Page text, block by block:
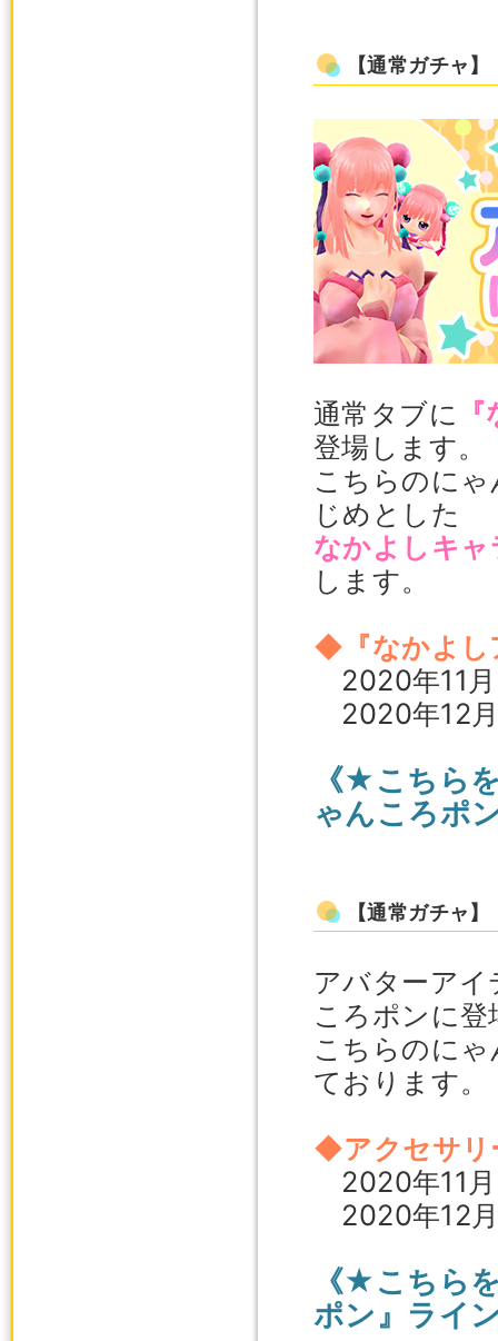
【通常ガチャ】
通常タブに
登場します。
こちらのに
じめとした
なかよしキャ
します。
◆『なかよし
2020年11月
2020年12
《★こちら
ゃんころポ
【通常ガチャ】
アバターア
ころポンに
こちらのに
ております。
◆アクセサリ
2020年11月
2020年12
《★こちら
ポン』ライ